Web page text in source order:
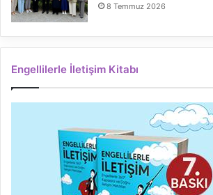
8 Temmuz 2026
Engellilerle İletişim Kitabı